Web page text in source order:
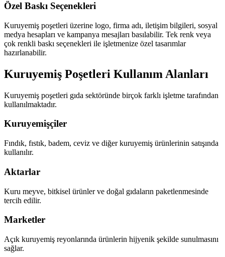
Özel Baskı Seçenekleri
Kuruyemiş poşetleri üzerine logo, firma adı, iletişim bilgileri, sosyal
medya hesapları ve kampanya mesajları basılabilir. Tek renk veya
çok renkli baskı seçenekleri ile işletmenize özel tasarımlar
hazırlanabilir.
Kuruyemiş Poşetleri Kullanım Alanları
Kuruyemiş poşetleri gıda sektöründe birçok farklı işletme tarafından
kullanılmaktadır.
Kuruyemişçiler
Fındık, fıstık, badem, ceviz ve diğer kuruyemiş ürünlerinin satışında
kullanılır.
Aktarlar
Kuru meyve, bitkisel ürünler ve doğal gıdaların paketlenmesinde
tercih edilir.
Marketler
Açık kuruyemiş reyonlarında ürünlerin hijyenik şekilde sunulmasını
sağlar.